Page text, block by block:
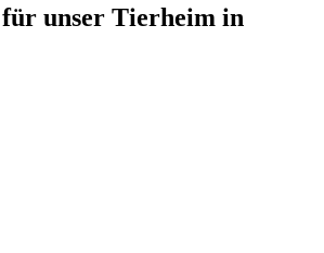
unser Tierheim in